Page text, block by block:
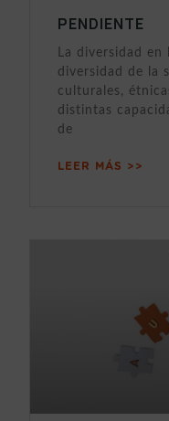
PENDIENTE
La diversidad
diversidad de la
culturales,
distintas
de
LEER MÁS >>